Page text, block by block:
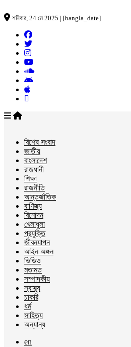
শনিবার, 24 মে 2025 | [bangla_date]
বিশেষ সংবাদ
জাতীয়
বাংলাদেশ
রাজধানী
শিক্ষা
রাজনীতি
আন্তর্জাতিক
বাণিজ্য
বিনোদন
খেলাধুলা
প্রযুক্তি
জীবনযাপন
আইন অঙ্গন
ভিডিও
মতামত
সম্পাদকীয়
স্বাস্থ্য
চাকরি
ধর্ম
সাহিত্য
অন্যান্য
en